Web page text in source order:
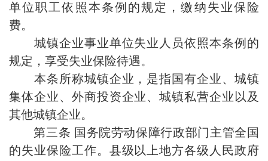
单位职工依照本条例的规定，缴纳失业保险
费。
城镇企业事业单位失业人员依照本条例的
规定，享受失业保险待遇。
本条所称城镇企业，是指国有企业、城镇
集体企业、外商投资企业、城镇私营企业以及
其他城镇企业。
第三条 国务院劳动保障行政部门主管全国
的失业保险工作。县级以上地方各级人民政府